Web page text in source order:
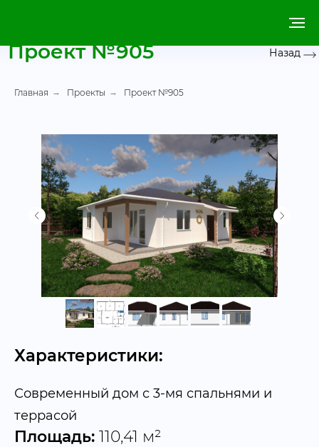
Проект №905 Назад
Главная → Проекты → Проект №905
Характеристики:
Современный дом с 3-мя спальнями и
террасой
Площадь: 110,41 м²